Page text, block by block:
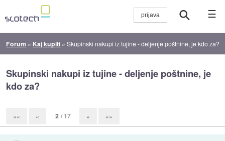
☰
Forum » Kaj kupiti »Skupinski nakupi iz tujine - deljenje poštnine, je kdo za?
Skupinski nakupi iz tujine - deljenje poštnine, je
kdo za?
«« « 2 / 17 » »»